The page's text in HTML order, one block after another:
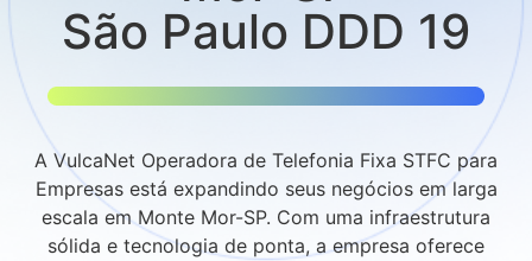
São Paulo DDD 19
A VulcaNet Operadora de Telefonia Fixa STFC para
Empresas está expandindo seus negócios em larga
escala em Monte Mor-SP. Com uma infraestrutura
sólida e tecnologia de ponta, a empresa oferece